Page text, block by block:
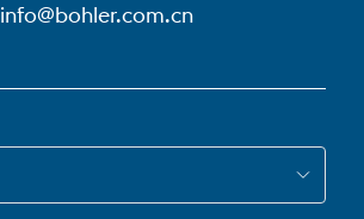
info@bohler.com.cn